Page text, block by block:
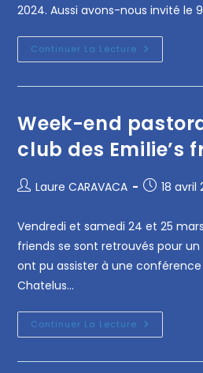
2024. Aussi avons-nous invité le
Continuer La Lecture
Week-end
club des Emilie’s
Laure CARAVACA 18 avril
Vendredi et samedi 24 et 25
friends se sont retrouvés pour
ont pu assister à une
Chatelus…
Continuer La Lecture